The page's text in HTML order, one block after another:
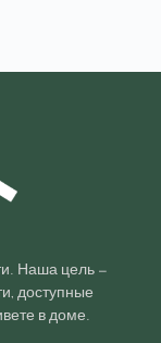
Наша цель —
доступные
в доме.